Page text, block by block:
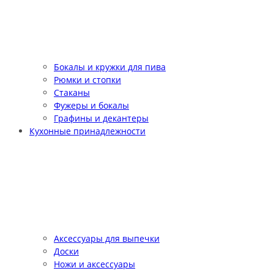
Бокалы и кружки для пива
Рюмки и стопки
Стаканы
Фужеры и бокалы
Графины и декантеры
Кухонные принадлежности
Аксессуары для выпечки
Доски
Ножи и аксессуары